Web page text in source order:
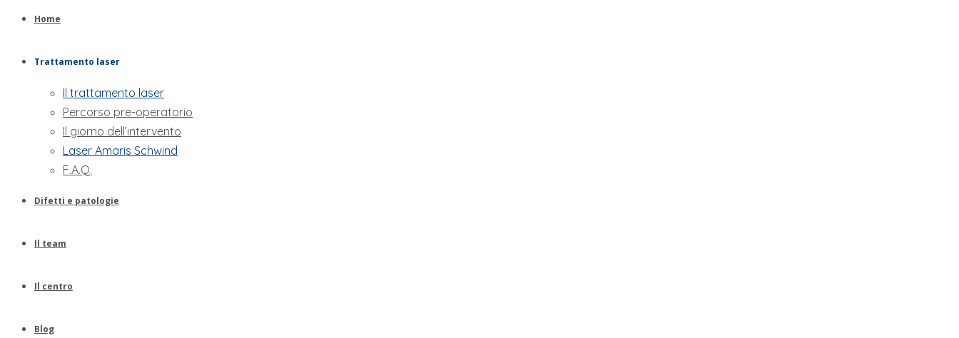
Home
Trattamento laser
Il trattamento laser
Percorso pre-operatorio
Il giorno dell’intervento
Laser Amaris Schwind
F.A.Q.
Difetti e patologie
Il team
Il centro
Blog